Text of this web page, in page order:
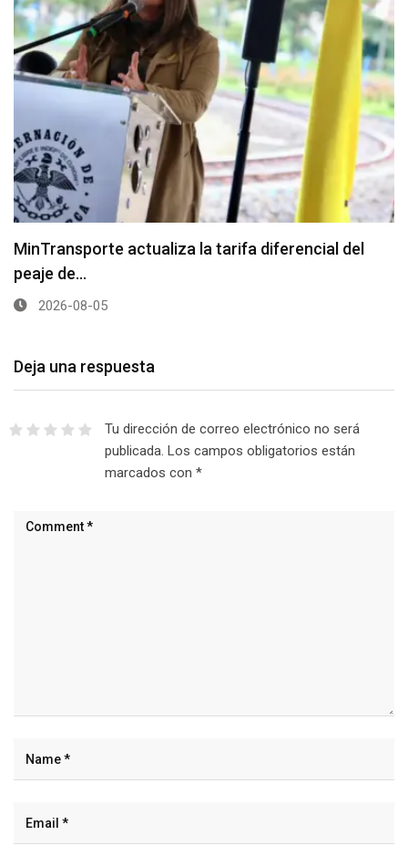
MinTransporte actualiza la tarifa diferencial del
peaje de…
2026-08-05
Deja una respuesta
Tu dirección de correo electrónico no será
publicada. Los campos obligatorios están
marcados con *